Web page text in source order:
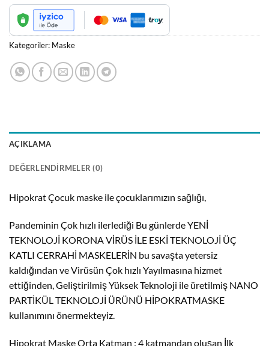
Kategoriler: Maske
AÇIKLAMA
DEĞERLENDIRMELER (0)
Hipokrat Çocuk maske ile çocuklarımızın sağlığı,
Pandeminin Çok hızlı ilerlediği Bu günlerde YENİ
TEKNOLOJİ KORONA VİRÜS İLE ESKİ TEKNOLOJİ ÜÇ
KATLI CERRAHİ MASKELERİN bu savaşta yetersiz
kaldığından ve Virüsün Çok hızlı Yayılmasına hizmet
ettiğinden, Geliştirilmiş Yüksek Teknoloji ile üretilmiş NANO
PARTİKÜL TEKNOLOJİ ÜRÜNÜ HİPOKRATMASKE
kullanımını önermekteyiz.
Hipokrat Maske Orta Katman : 4 katmandan oluşan İlk